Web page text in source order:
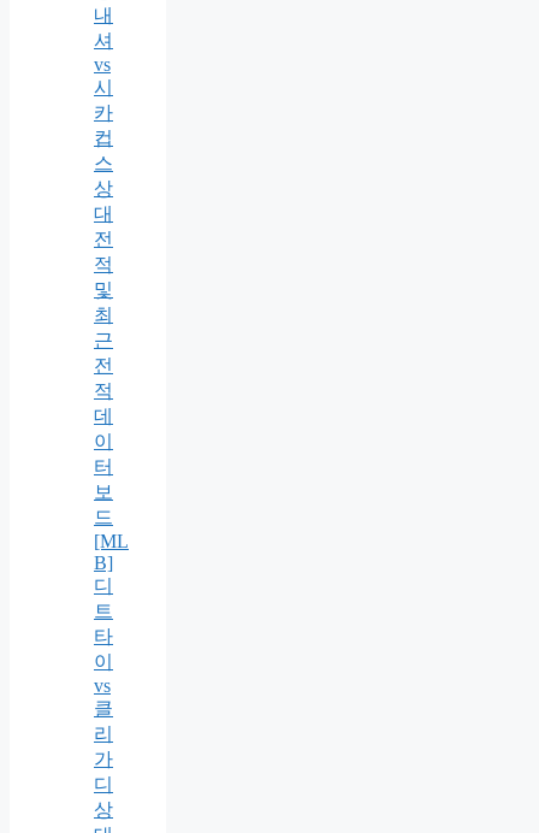
내
셔
vs
시
카
컵
스
상
대
전
적
및
최
근
전
적
데
이
터
보
드
[ML
B]
디
트
타
이
vs
클
리
가
디
상